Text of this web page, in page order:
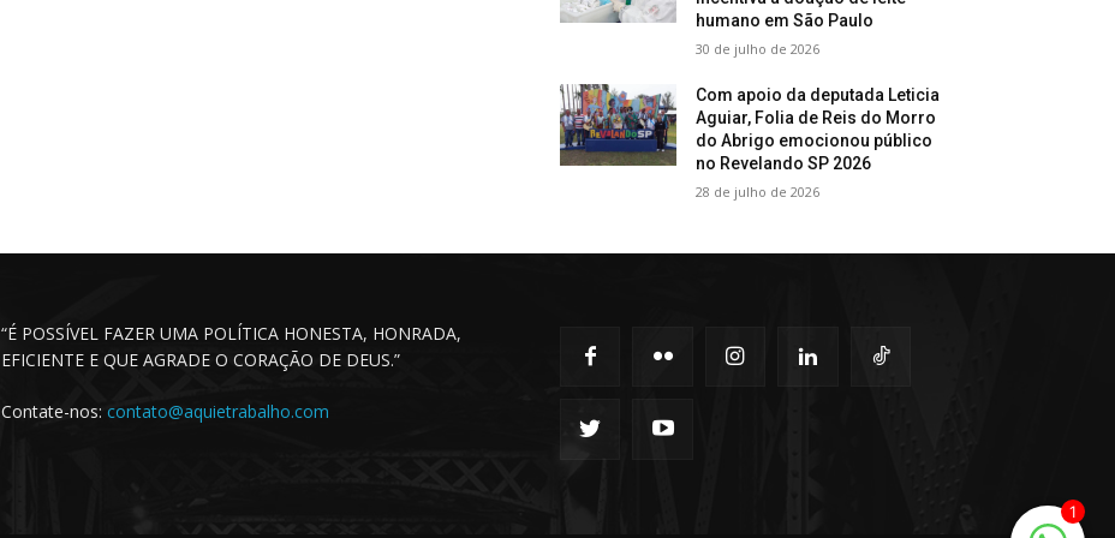
humano em São Paulo
30 de julho de 2026
Com apoio da deputada Leticia
Aguiar, Folia de Reis do Morro
do Abrigo emocionou público
no Revelando SP 2026
28 de julho de 2026
“É POSSÍVEL FAZER UMA POLÍTICA HONESTA, HONRADA,
EFICIENTE E QUE AGRADE O CORAÇÃO DE DEUS.”
Contate-nos: contato@aquietrabalho.com
1